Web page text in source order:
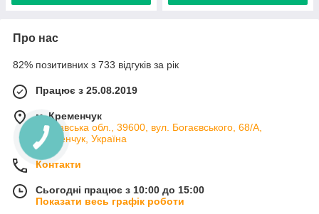
Про нас
82% позитивних з 733 відгуків за рік
Працює з 25.08.2019
м. Кременчук
Полтавська обл., 39600, вул. Богаєвського, 68/А,
Кременчук, Україна
Контакти
Сьогодні працює з 10:00 до 15:00
Показати весь графік роботи